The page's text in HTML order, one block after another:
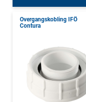
Overgangskobling IFÖ
Contura